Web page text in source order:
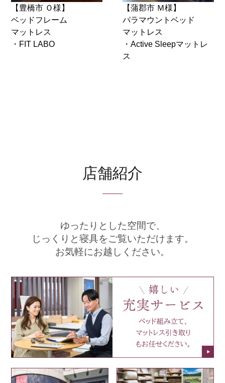
【豊橋市 Ｏ様】
ベッドフレーム
マットレス
・FIT LABO
【蒲郡市 Ｍ様】
パラマウントベッド
マットレス
・Active Sleepマットレ
ス
店舗紹介
ゆったりとした空間で、
じっくりと寝具をご覧いただけます。
お気軽にお越しください。